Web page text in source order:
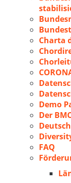
Charta
Demo
Der
FAQ